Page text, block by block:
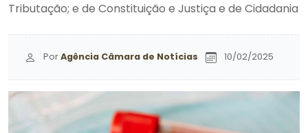
Tributação; e de Constituição e Justiça e de Cidadania
PorAgência Câmara de Notícias 10/02/2025